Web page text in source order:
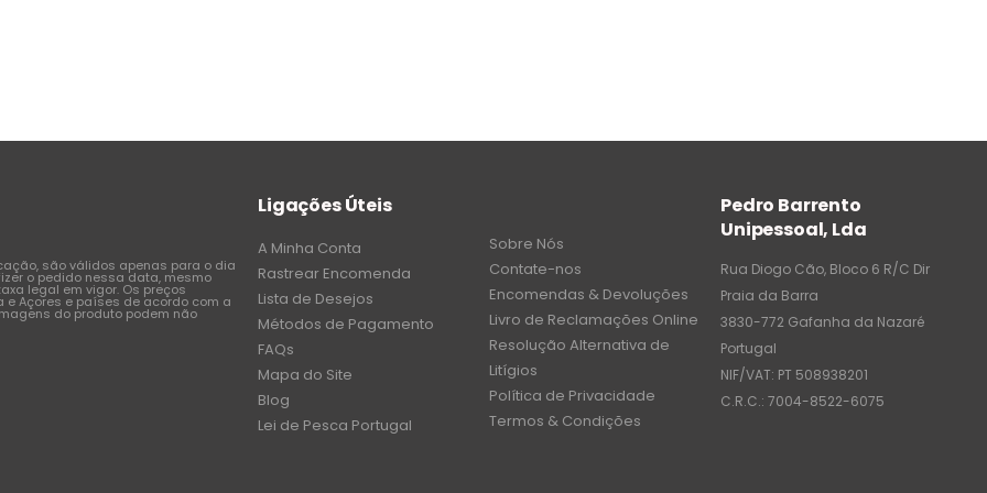
são válidos apenas para o dia
o pedido nessa data, mesmo
legal em vigor. Os preços
Açores e países de acordo com a
do produto podem não
Ligações Úteis
A Minha Conta
Rastrear Encomenda
Lista de Desejos
Métodos de Pagamento
FAQs
Mapa do Site
Blog
Lei de Pesca Portugal
Sobre Nós
Contate-nos
Encomendas & Devoluções
Livro de Reclamações Online
Resolução Alternativa de
Litígios
Política de Privacidade
Termos & Condições
Pedro Barrento
Unipessoal, Lda
Rua Diogo Cão, Bloco 6 R/C Dir
Praia da Barra
3830-772 Gafanha da Nazaré
Portugal
NIF/VAT: PT 508938201
C.R.C.: 7004-8522-6075